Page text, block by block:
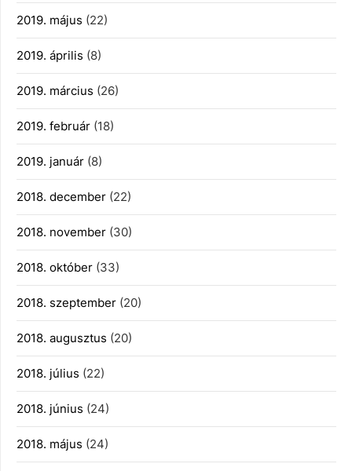
2019. május (22)
2019. április (8)
2019. március (26)
2019. február (18)
2019. január (8)
2018. december (22)
2018. november (30)
2018. október (33)
2018. szeptember (20)
2018. augusztus (20)
2018. július (22)
2018. június (24)
2018. május (24)